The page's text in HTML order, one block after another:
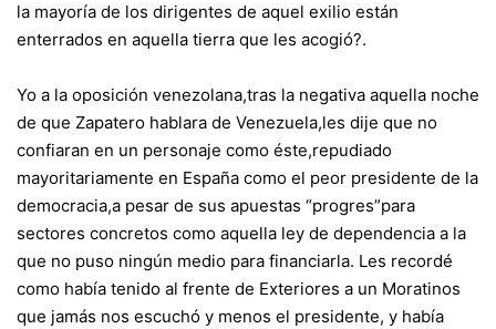
la mayoría de los dirigentes de aquel exilio están
enterrados en aquella tierra que les acogió?.
Yo a la oposición venezolana,tras la negativa aquella noche
de que Zapatero hablara de Venezuela,les dije que no
confiaran en un personaje como éste,repudiado
mayoritariamente en España como el peor presidente de la
democracia,a pesar de sus apuestas “progres”para
sectores concretos como aquella ley de dependencia a la
que no puso ningún medio para financiarla. Les recordé
como había tenido al frente de Exteriores a un Moratinos
que jamás nos escuchó y menos el presidente, y había